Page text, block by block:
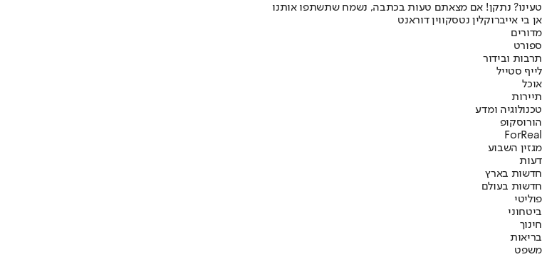
טעינו? נתקן! אם מצאתם טעות בכתבה, נשמח שתשתפו אותנו
אן בי אייברוקלין נטסקווין דוראנט
מדורים
ספורט
תרבות ובידור
לייף סטייל
אוכל
תיירות
טכנולוגיה ומדע
הורוסקופ
ForReal
מגזין השבוע
דעות
חדשות בארץ
חדשות בעולם
פוליטי
ביטחוני
חינוך
בריאות
משפט